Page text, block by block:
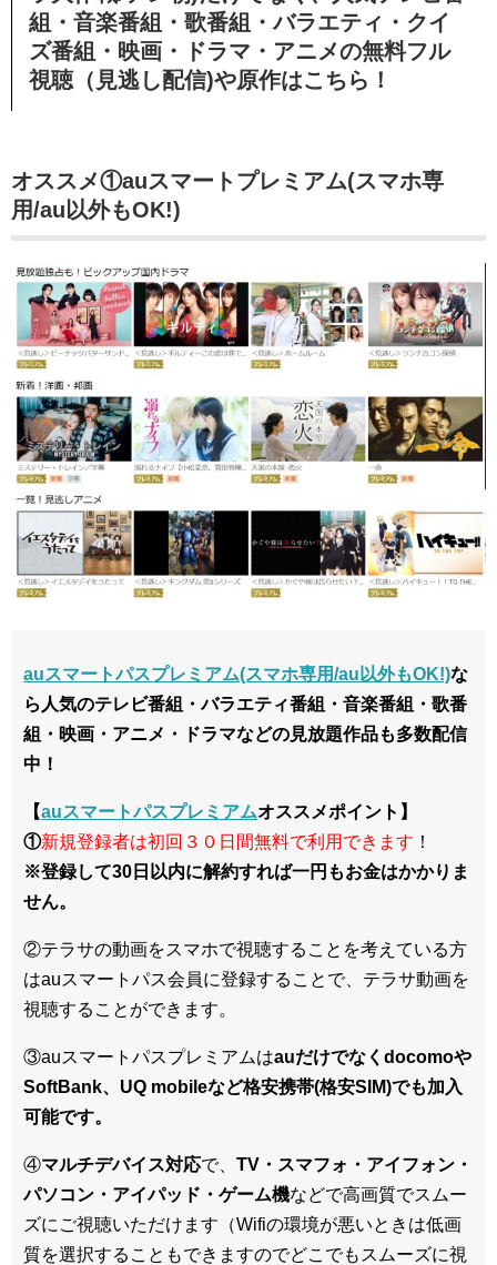
組・音楽番組・歌番組・バラエティ・クイ
ズ番組・映画・ドラマ・アニメの無料フル
視聴（見逃し配信)や原作はこちら！
オススメ①auスマートプレミアム(スマホ専
用/au以外もOK!)
auスマートパスプレミアム(スマホ専用/au以外もOK!)な
ら人気のテレビ番組・バラエティ番組・音楽番組・歌番
組・映画・アニメ・ドラマなどの見放題作品も多数配信
中！
【auスマートパスプレミアムオススメポイント】
①新規登録者は初回３０日間無料で利用できます ！
※登録して30日以内に解約すれば一円もお金はかかりま
せん。
②テラサの動画をスマホで視聴することを考えている方
はauスマートパス会員に登録することで、テラサ動画を
視聴することができます。
③auスマートパスプレミアムはauだけでなくdocomoや
SoftBank、UQ mobileなど格安携帯(格安SIM)でも加入
可能です。
④マルチデバイス対応で、 TV・スマフォ・アイフォン・
パソコン・アイパッド・ゲーム機などで高画質でスムー
ズにご視聴いただけます（Wifiの環境が悪いときは低画
質を選択することもできますのでどこでもスムーズに視